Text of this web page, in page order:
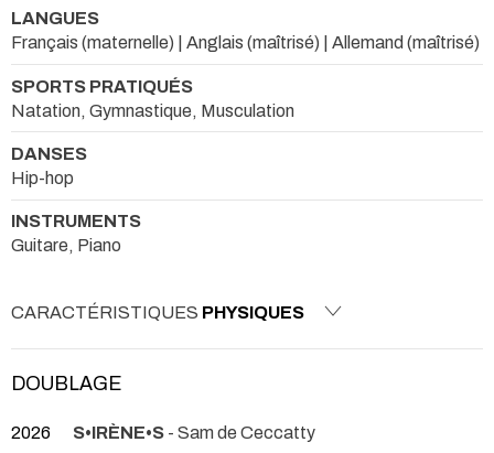
LANGUES
Français (maternelle) | Anglais (maîtrisé) | Allemand (maîtrisé)
SPORTS PRATIQUÉS
Natation, Gymnastique, Musculation
DANSES
Hip-hop
INSTRUMENTS
Guitare, Piano
CARACTÉRISTIQUES PHYSIQUES
DOUBLAGE
2026 S•IRÈNE•S - Sam de Ceccatty